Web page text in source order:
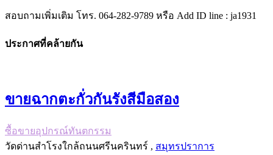
สอบถามเพิ่มเติม โทร. 064-282-9789 หรือ Add ID line : ja1931
ประกาศที่คล้ายกัน
ขายฉากตะกั่วกันรังสีมือสอง
ซื้อขายอุปกรณ์ทันตกรรม
วัดด่านสำโรงใกล้ถนนศรีนครินทร์ , สมุทรปราการ